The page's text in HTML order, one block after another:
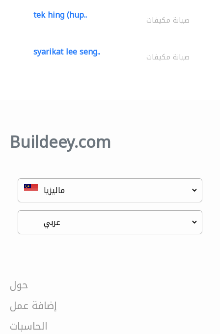
tek hing (hup.. صيانة مكيفات
syarikat lee seng.. صيانة مكيفات
Buildeey.com
حول
إضافة عمل
الحاسبات